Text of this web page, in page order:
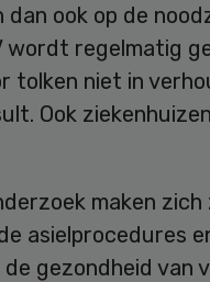
ook op de
wordt regelmatig
tolken niet in
Ook
maken
asielprocedures
gezondheid van